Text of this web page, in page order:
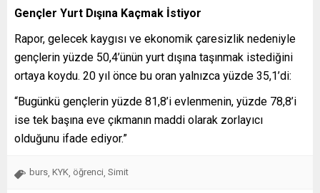
Gençler Yurt Dışına Kaçmak İstiyor
Rapor, gelecek kaygısı ve ekonomik çaresizlik nedeniyle
gençlerin yüzde 50,4’ünün yurt dışına taşınmak istediğini
ortaya koydu. 20 yıl önce bu oran yalnızca yüzde 35,1’di:
“Bugünkü gençlerin yüzde 81,8’i evlenmenin, yüzde 78,8’i
ise tek başına eve çıkmanın maddi olarak zorlayıcı
olduğunu ifade ediyor.”
burs KYK öğrenci Simit